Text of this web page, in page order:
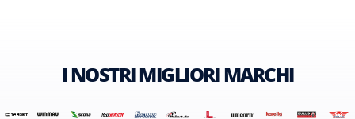
I NOSTRI MIGLIORI MARCHI